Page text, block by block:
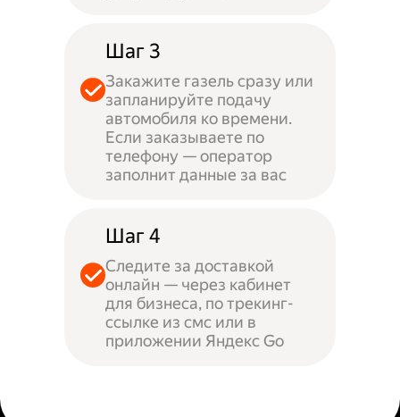
Шаг 3
Закажите газель сразу или
запланируйте подачу
автомобиля ко времени.
Если заказываете по
телефону — оператор
заполнит данные за вас
Шаг 4
Следите за доставкой
онлайн — через кабинет
для бизнеса, по трекинг-
ссылке из смс или в
приложении Яндекс Go